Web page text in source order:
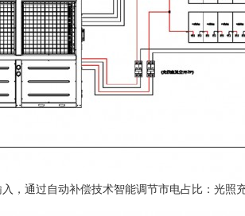
，通过自动补偿技术智能调节市电占比：光